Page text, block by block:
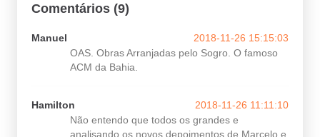
Comentários (9)
Manuel
2018-11-26 15:15:03
OAS. Obras Arranjadas pelo Sogro. O famoso
ACM da Bahia.
Hamilton
2018-11-26 11:11:10
Não entendo que todos os grandes e
analisando os novos depoimentos de Marcelo e